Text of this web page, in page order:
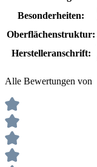
Besonderheiten:
Oberflächenstruktur:
Herstelleranschrift:
Alle Bewertungen von